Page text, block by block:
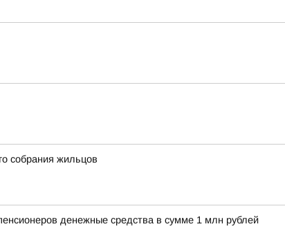
собрания жильцов
денежные средства в сумме 1 млн рублей